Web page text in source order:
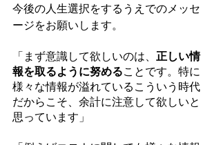
今後の人生選択をするうえでのメッセ
ージをお願いします。
「まず意識して欲しいのは、 正しい情
報を取るように努めることです。特に
様々な情報が溢れているこういう時代
だからこそ、余計に注意して欲しいと
思っています」